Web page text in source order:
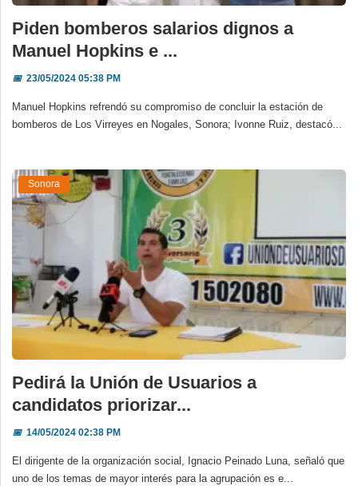
Piden bomberos salarios dignos a
Manuel Hopkins e ...
📅23/05/2024 05:38 PM
Manuel Hopkins refrendó su compromiso de concluir la estación de
bomberos de Los Virreyes en Nogales, Sonora; Ivonne Ruiz, destacó...
Sonora
Pedirá la Unión de Usuarios a
candidatos priorizar...
📅14/05/2024 02:38 PM
El dirigente de la organización social, Ignacio Peinado Luna, señaló que
uno de los temas de mayor interés para la agrupación es e...